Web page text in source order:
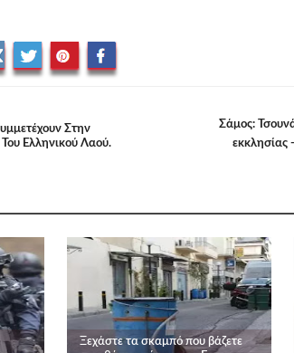
Στην
Ελληνικού Λαού.
Σάμος:
εκκλησίας
Ξεχάστε τα σκαμπό που βάζετε